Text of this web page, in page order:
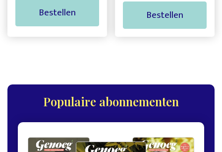
Bestellen Bestellen
Populaire abonnementen
,,